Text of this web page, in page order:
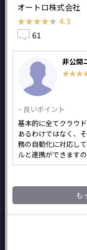
オートロ株式会社
★★★★★
★★★★★ 4.3
61
非公開
− 良いポイント
基本的に全てクラウ
あるわけではなく、
務の自動化に対応し
ルと連携ができます
も